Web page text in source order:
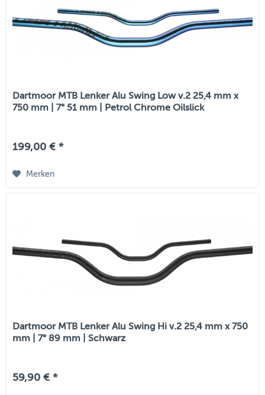
Dartmoor MTB Lenker Alu Swing Low v.2 25,4 mm x
750 mm | 7° 51 mm | Petrol Chrome Oilslick
199,00 € *
Merken
Dartmoor MTB Lenker Alu Swing Hi v.2 25,4 mm x 750
mm | 7° 89 mm | Schwarz
59,90 € *